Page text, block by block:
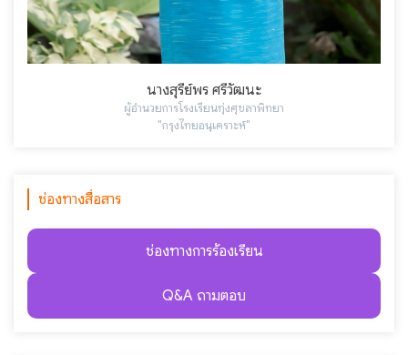
นางสุรีย์พร ศรีวัฒนะ
ผู้อำนวยการโรงเรียนทุ่งศุขลาพิทยา
"กรุงไทยอนุเคราะห์"
ช่องทางสื่อสาร
ช่องทางการร้องเรียน
Q&A ถามตอบ